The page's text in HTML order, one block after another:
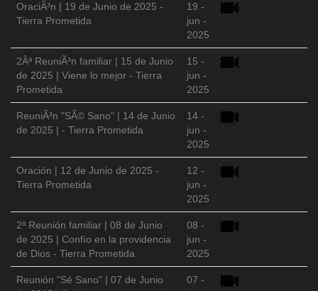
OraciÃ³n | 19 de Junio de 2025 -
Tierra Prometida
19 -
jun -
2025
2Âª ReuniÃ³n familiar | 15 de Junio
de 2025 | Viene lo mejor - Tierra
Prometida
15 -
jun -
2025
ReuniÃ³n "SÃ© Sano" | 14 de Junio
de 2025 | - Tierra Prometida
14 -
jun -
2025
Oración | 12 de Junio de 2025 -
Tierra Prometida
12 -
jun -
2025
2ª Reunión familiar | 08 de Junio
de 2025 | Confío en la providencia
de Dios - Tierra Prometida
08 -
jun -
2025
Reunión "Sé Sano" | 07 de Junio
07 -